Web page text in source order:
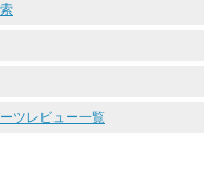
ツレビュー一覧